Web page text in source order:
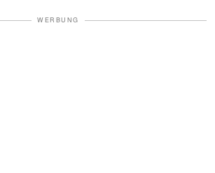
WERBUNG